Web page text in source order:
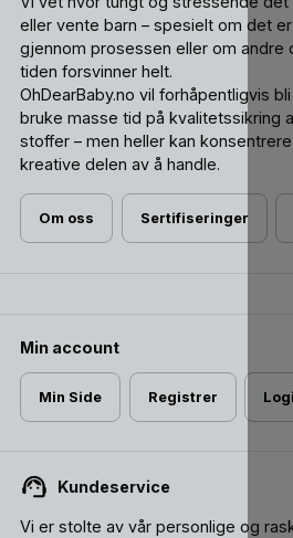
eller vente barn – spesielt om det
gjennom prosessen eller om andre
tiden forsvinner helt.
OhDearBaby.no vil forhåpentligvis
bruke masse tid på kvalitetssikring
stoffer – men heller kan
kreative delen av å handle.
Om oss Sertifiseringer
Min account
Min Side Registrer
Kundeservice
Vi er stolte av vår personlige og